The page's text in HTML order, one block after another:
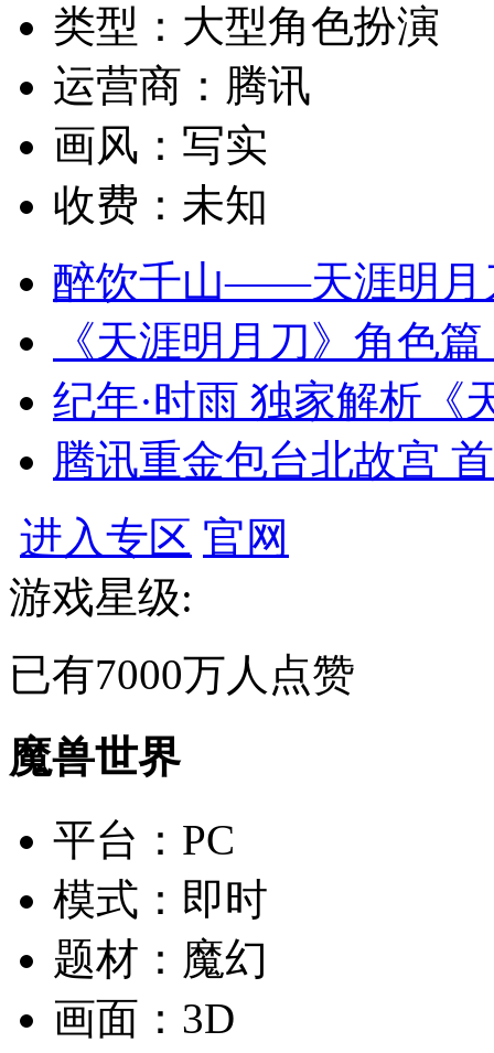
类型： 大型角色扮演
运营商： 腾讯
画风： 写实
收费： 未知
醉饮千山——天涯明月
《天涯明月刀》角色
纪年·时雨 独家解析《
腾讯重金包台北故宫
进入专区 官网
游戏星级:
已有7000万人点赞
魔兽世界
平台： PC
模式： 即时
题材： 魔幻
画面： 3D